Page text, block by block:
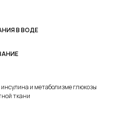
В ВОДЕ
и метаболизме глюкозы
ткани